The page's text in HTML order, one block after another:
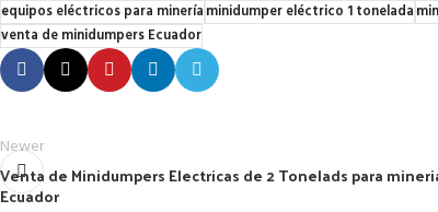
equipos eléctricos para mineríaminidumper eléctrico 1 tonelada
venta de minidumpers Ecuador
Newer
Venta de Minidumpers Electricas de 2 Tonelads para
Ecuador